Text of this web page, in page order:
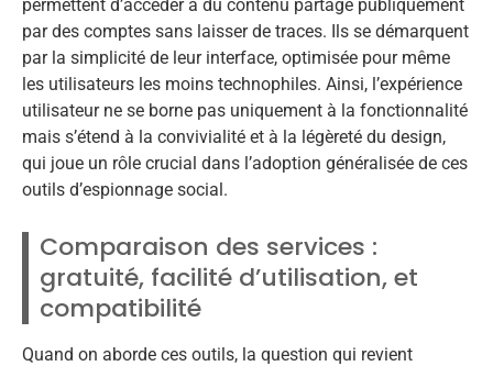
permettent d’accéder à du contenu partagé publiquement
par des comptes sans laisser de traces. Ils se démarquent
par la simplicité de leur interface, optimisée pour même
les utilisateurs les moins technophiles. Ainsi, l’expérience
utilisateur ne se borne pas uniquement à la fonctionnalité
mais s’étend à la convivialité et à la légèreté du design,
qui joue un rôle crucial dans l’adoption généralisée de ces
outils d’espionnage social.
Comparaison des services :
gratuité, facilité d’utilisation, et
compatibilité
Quand on aborde ces outils, la question qui revient